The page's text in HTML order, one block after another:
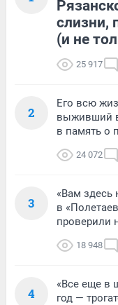
слизни,
(и не
25 917
2
Его всю
выживший
в память о
24 072
3
«Вам здесь
в
проверили
18 948
4
«Все еще в
год —